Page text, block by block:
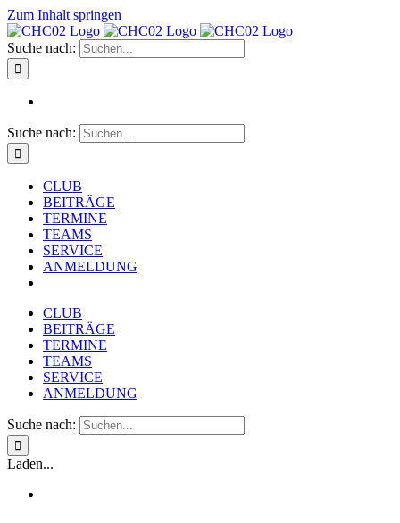
Zum Inhalt springen
Suche nach:
Suche nach:
CLUB
BEITRÄGE
TERMINE
TEAMS
SERVICE
ANMELDUNG
CLUB
BEITRÄGE
TERMINE
TEAMS
SERVICE
ANMELDUNG
Suche nach:
Laden...